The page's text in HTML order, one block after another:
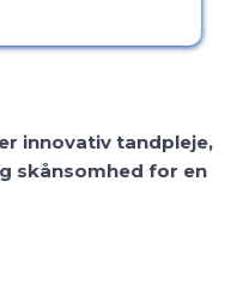
innovativ tandpleje,
skånsomhed for en